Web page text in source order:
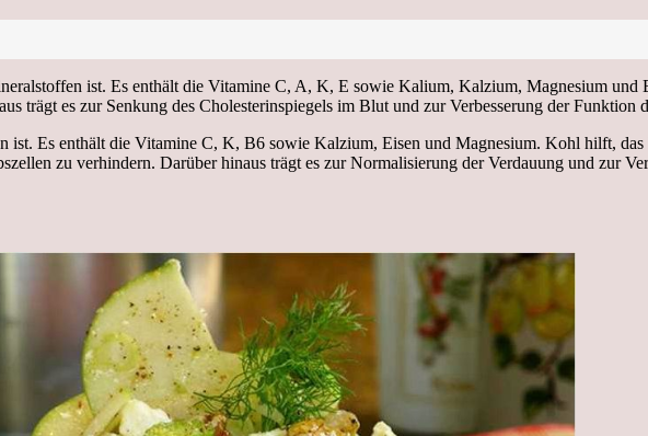
ist. Es enthält die Vitamine C, A, K, E sowie Kalium, Kalzium, Magnesium und
trägt es zur Senkung des Cholesterinspiegels im Blut und zur Verbesserung der Funktion
ist. Es enthält die Vitamine C, K, B6 sowie Kalzium, Eisen und Magnesium. Kohl hilft,
zu verhindern. Darüber hinaus trägt es zur Normalisierung der Verdauung und zur